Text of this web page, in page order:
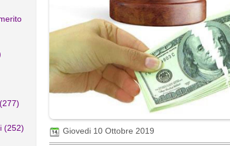
(252)
Giovedi 10 Ottobre 2019